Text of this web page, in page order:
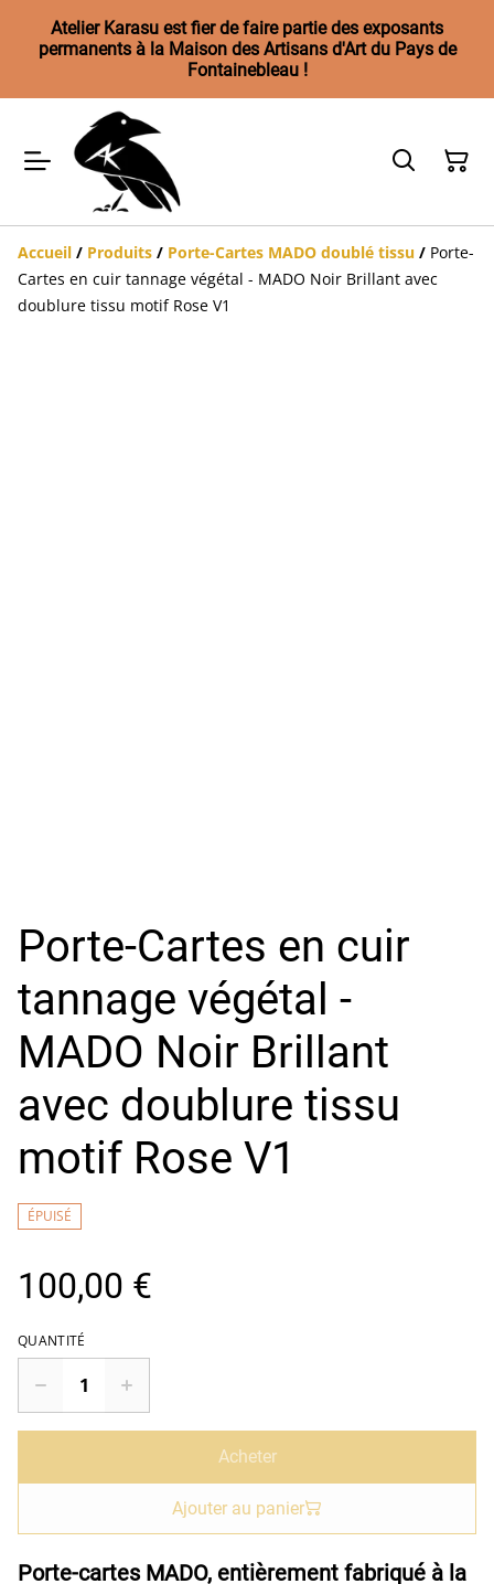
Atelier Karasu est fier de faire partie des exposants
permanents à la Maison des Artisans d'Art du Pays de
Fontainebleau !
Accueil / Produits / Porte-Cartes MADO doublé tissu / Porte-
Cartes en cuir tannage végétal - MADO Noir Brillant avec
doublure tissu motif Rose V1
Porte-Cartes en cuir
tannage végétal -
MADO Noir Brillant
avec doublure tissu
motif Rose V1
ÉPUISÉ
100,00 €
QUANTITÉ
Acheter
Ajouter au panier
Porte-cartes MADO, entièrement fabriqué à la